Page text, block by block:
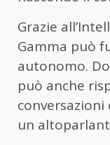
Grazie
Gamma può
autonomo.
può anche
un